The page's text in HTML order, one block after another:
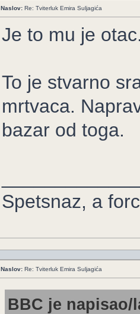
Naslov: Re: Tviterluk Emira Suljagića
Je to mu je
To je stvarno
mrtvaca.
bazar od toga.
Spetsnaz, a
Naslov: Re: Tviterluk Emira Suljagića
BBC je napisao/